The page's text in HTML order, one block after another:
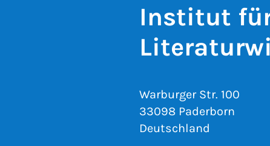
Institut
Warburger Str. 100
33098 Paderborn
Deutschland